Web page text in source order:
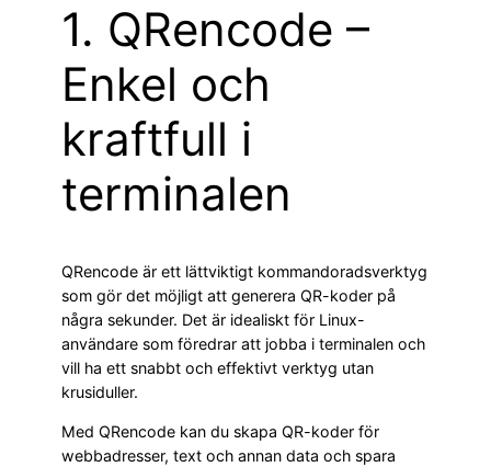
1. QRencode –
Enkel och
kraftfull i
terminalen
QRencode är ett lättviktigt kommandoradsverktyg
som gör det möjligt att generera QR-koder på
några sekunder. Det är idealiskt för Linux-
användare som föredrar att jobba i terminalen och
vill ha ett snabbt och effektivt verktyg utan
krusiduller.
Med QRencode kan du skapa QR-koder för
webbadresser, text och annan data och spara